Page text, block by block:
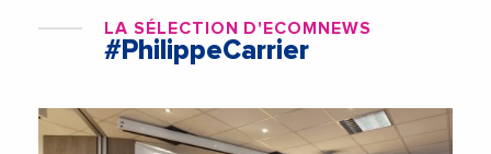
LA SÉLECTION D'ECOMNEWS
#PhilippeCarrier